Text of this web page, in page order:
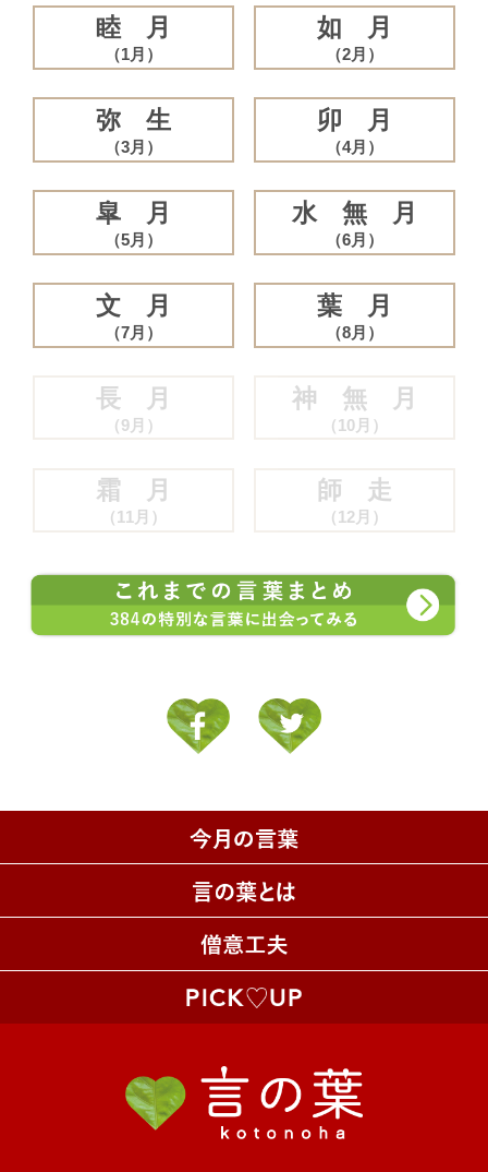
睦 月
（1月）
如 月
（2月）
弥 生
（3月）
卯 月
（4月）
皐 月
（5月）
水 無 月
（6月）
文 月
（7月）
葉 月
（8月）
長 月
（9月）
神 無 月
（10月）
霜 月
（11月）
師 走
（12月）